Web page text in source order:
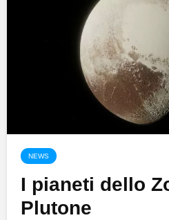
NEWS
I pianeti dello
Plutone